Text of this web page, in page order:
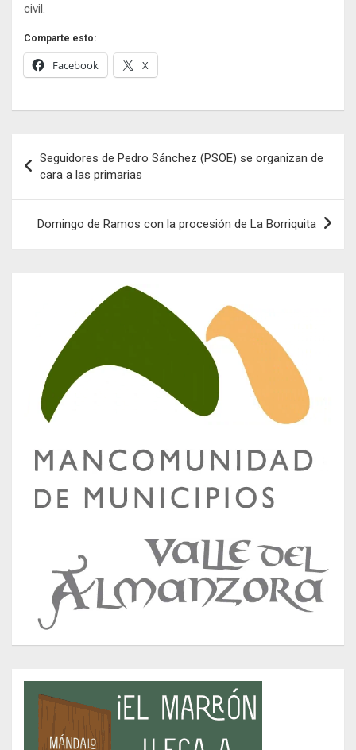
civil.
Comparte esto:
Facebook X
de
entradas
Seguidores de Pedro Sánchez (PSOE) se organizan de
cara a las primarias
Domingo de Ramos con la procesión de La Borriquita